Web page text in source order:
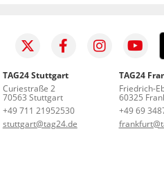
TAG24 Stuttgart
Curiestraße 2
70563 Stuttgart
+49 711 21952530
stuttgart@tag24.de
TAG24
Friedrich-
60325
+49 69